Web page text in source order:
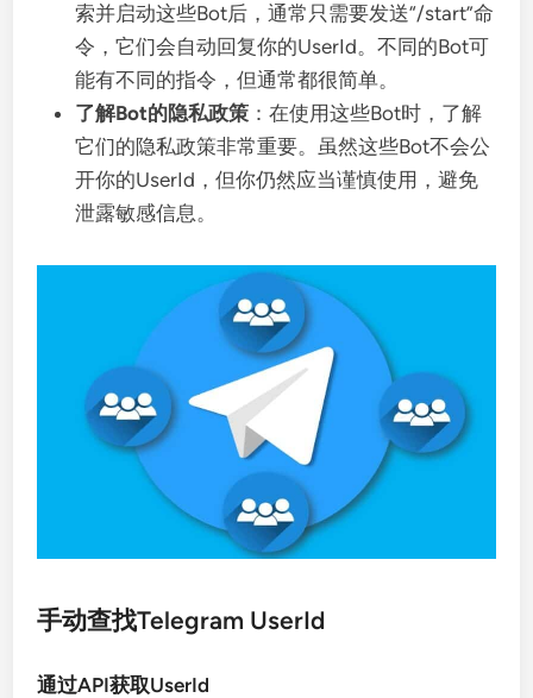
索并启动这些Bot后，通常只需要发送“/start”命
令，它们会自动回复你的UserId。不同的Bot可
能有不同的指令，但通常都很简单。
了解Bot的隐私政策 ：在使用这些Bot时，了解
它们的隐私政策非常重要。虽然这些Bot不会公
开你的UserId，但你仍然应当谨慎使用，避免
泄露敏感信息。
手动查找Telegram UserId
通过API获取UserId